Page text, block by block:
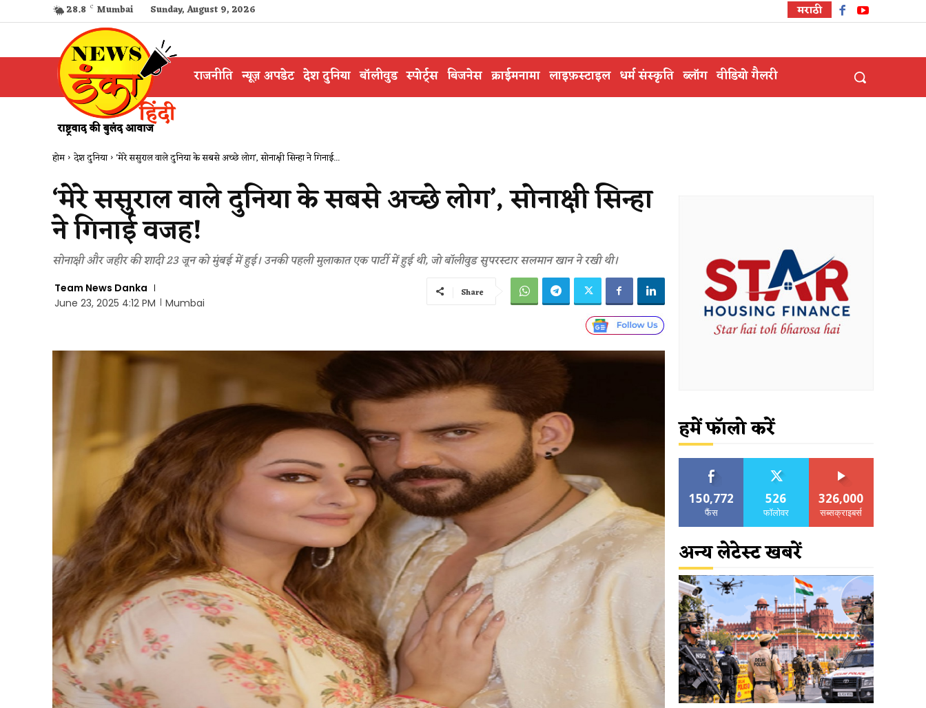
28.8 C Mumbai Sunday, August 9, 2026 मराठी
राजनीति न्यूज़ अपडेट देश दुनिया बॉलीवुड स्पोर्ट्स बिजनेस क्राईमनामा लाइफ़स्टाइल धर्म संस्कृति ब्लॉग वीडियो गैलरी
होम देश दुनिया 'मेरे ससुराल वाले दुनिया के सबसे अच्छे लोग', सोनाक्षी सिन्हा ने गिनाई...
‘मेरे ससुराल वाले दुनिया के सबसे अच्छे लोग’, सोनाक्षी सिन्हा
ने गिनाई वजह!
सोनाक्षी और जहीर की शादी 23 जून को मुंबई में हुई। उनकी पहली मुलाकात एक पार्टी में हुई थी, जो बॉलीवुड सुपरस्टार सलमान खान ने रखी थी।
Team News Danka
June 23, 2025 4:12 PM
Mumbai
Share
हमें फॉलो करें
150,772
फैंस
526
फॉलोवर
326,000
सब्सक्राइबर्स
अन्य लेटेस्ट खबरें